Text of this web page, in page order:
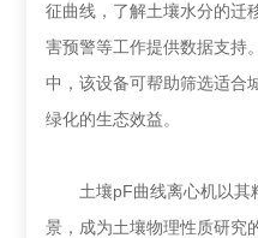
征曲线，了解土壤水分的迁
害预警等工作提供数据支持
中，该设备可帮助筛选适合
绿化的生态效益。
土壤pF曲线离心机以其
景，成为土壤物理性质研究